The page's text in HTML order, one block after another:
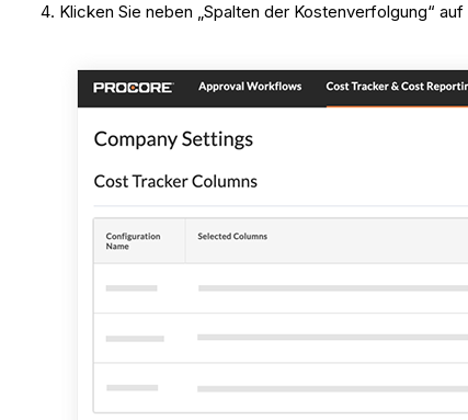
Klicken Sie neben „Spalten der Kostenverfolgung“ auf